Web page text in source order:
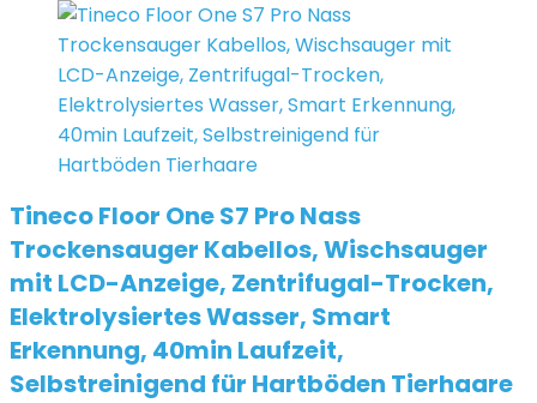
Tineco Floor One S7 Pro Nass
Trockensauger Kabellos, Wischsauger
mit LCD-Anzeige, Zentrifugal-Trocken,
Elektrolysiertes Wasser, Smart
Erkennung, 40min Laufzeit,
Selbstreinigend für Hartböden Tierhaare